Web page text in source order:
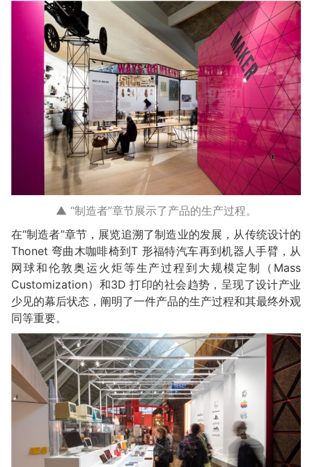
▲ “制造者”章节展示了产品的生产过程。
在“制造者”章节，展览追溯了制造业的发展，从传统设计的
Thonet 弯曲木咖啡椅到T 形福特汽车再到机器人手臂，从
网球和伦敦奥运火炬等生产过程到大规模定制（Mass
Customization）和3D 打印的社会趋势，呈现了设计产业
少见的幕后状态，阐明了一件产品的生产过程和其最终外观
同等重要。